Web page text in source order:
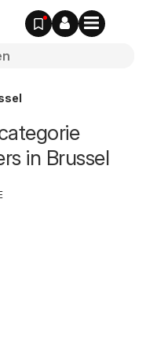
in Brussel